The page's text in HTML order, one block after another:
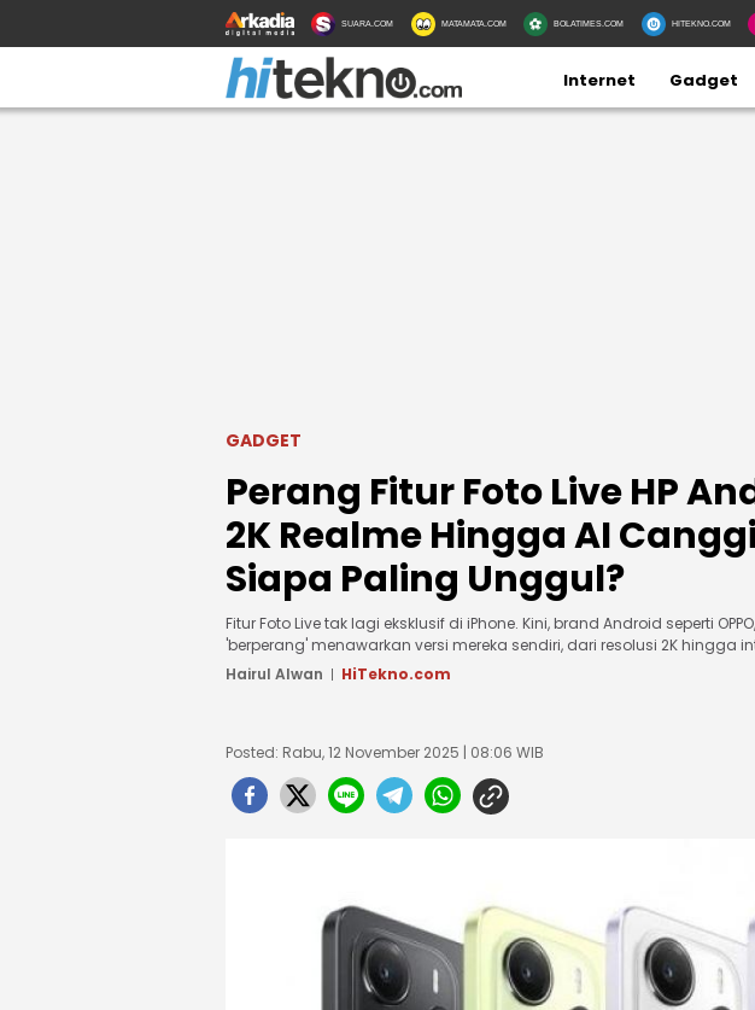
SUARA.COM MATAMATA.COM BOLATIMES.COM HITEKNO.COM
Internet Gadget
GADGET
Perang Fitur Foto Live HP
2K Realme Hingga AI
Siapa Paling Unggul?
Fitur Foto Live tak lagi eksklusif di iPhone. Kini, brand Android seperti
'berperang' menawarkan versi mereka sendiri, dari resolusi 2K hingga
Hairul Alwan
HiTekno.com
Posted: Rabu, 12 November 2025 | 08:06 WIB